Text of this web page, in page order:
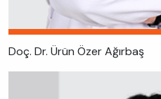
Doç. Dr. Ürün Özer Ağırbaş